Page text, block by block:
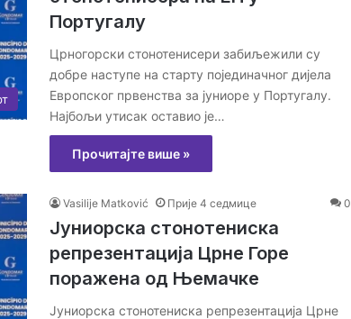
Португалу
Црногорски стонотенисери забиљежили су
добре наступе на старту појединачног дијела
Европског првенства за јуниоре у Португалу.
Најбољи утисак оставио је…
Прочитајте више »
Vasilije Matković Прије 4 седмице 0
Јуниорска стонотениска
репрезентација Црне Горе
поражена од Њемачке
Јуниорска стонотениска репрезентација Црне